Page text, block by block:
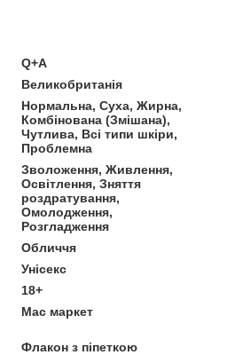
Q+A
Великобританія
Нормальна, Суха, Жирна,
Комбінована (Змішана),
Чутлива, Всі типи шкіри,
Проблемна
Зволоження, Живлення,
Освітлення, Зняття
роздратування,
Омолодження,
Розгладження
Обличчя
Унісекс
18+
Мас маркет
Флакон з піпеткою